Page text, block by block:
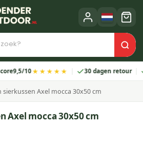
10★★★★★ 30 dagen retour 2
sierkussen Axel mocca 30x50 cm
Axel mocca 30x50 cm